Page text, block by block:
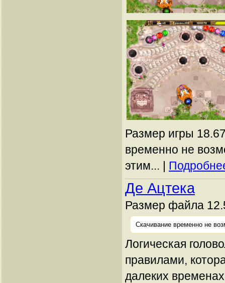
Размер игры
временно не
этим... |
Де Ацтека
Размер файла
Скачивание временно не
Логическая
правилами,
далеких